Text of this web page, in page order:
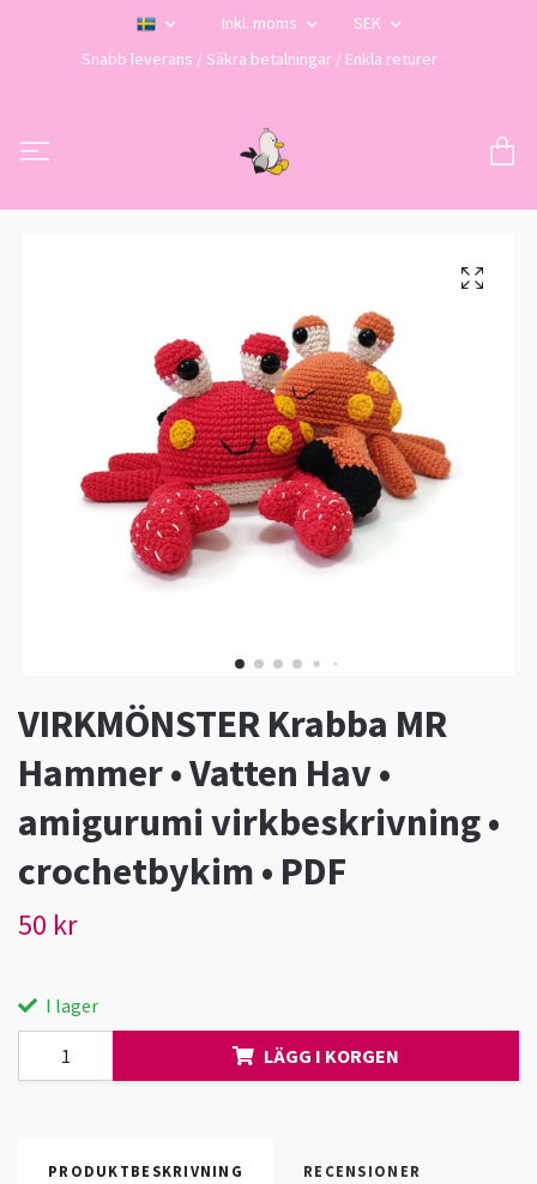
Inkl. moms
SEK
Snabb leverans / Säkra betalningar / Enkla returer
VIRKMÖNSTER Krabba MR
Hammer • Vatten Hav •
amigurumi virkbeskrivning •
crochetbykim • PDF
50 kr
I lager
LÄGG I KORGEN
PRODUKTBESKRIVNING RECENSIONER